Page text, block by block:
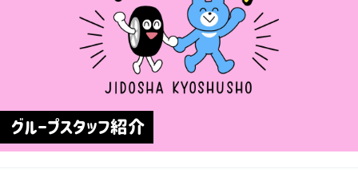
グループスタッフ紹介